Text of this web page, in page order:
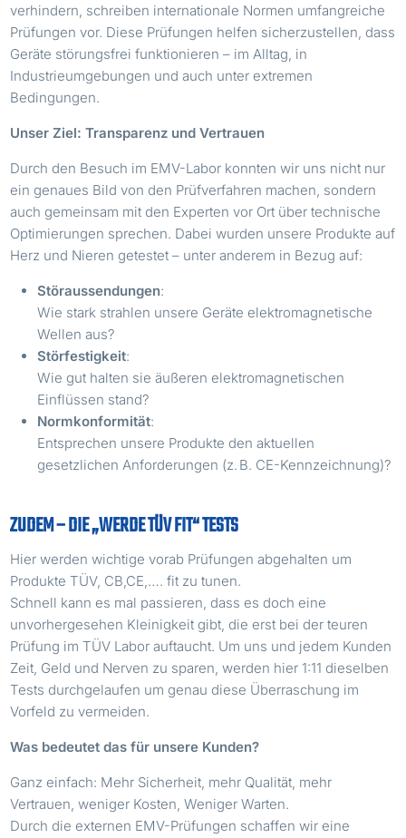
verhindern, schreiben internationale Normen umfangreiche
Prüfungen vor. Diese Prüfungen helfen sicherzustellen, dass
Geräte störungsfrei funktionieren – im Alltag, in
Industrieumgebungen und auch unter extremen
Bedingungen.
Unser Ziel: Transparenz und Vertrauen
Durch den Besuch im EMV-Labor konnten wir uns nicht nur
ein genaues Bild von den Prüfverfahren machen, sondern
auch gemeinsam mit den Experten vor Ort über technische
Optimierungen sprechen. Dabei wurden unsere Produkte auf
Herz und Nieren getestet – unter anderem in Bezug auf:
Störaussendungen:
Wie stark strahlen unsere Geräte elektromagnetische
Wellen aus?
Störfestigkeit:
Wie gut halten sie äußeren elektromagnetischen
Einflüssen stand?
Normkonformität:
Entsprechen unsere Produkte den aktuellen
gesetzlichen Anforderungen (z. B. CE-Kennzeichnung)?
ZUDEM – DIE „WERDE TÜV FIT“ TESTS
Hier werden wichtige vorab Prüfungen abgehalten um
Produkte TÜV, CB,CE,…. fit zu tunen.
Schnell kann es mal passieren, dass es doch eine
unvorhergesehen Kleinigkeit gibt, die erst bei der teuren
Prüfung im TÜV Labor auftaucht. Um uns und jedem Kunden
Zeit, Geld und Nerven zu sparen, werden hier 1:11 dieselben
Tests durchgelaufen um genau diese Überraschung im
Vorfeld zu vermeiden.
Was bedeutet das für unsere Kunden?
Ganz einfach: Mehr Sicherheit, mehr Qualität, mehr
Vertrauen, weniger Kosten, Weniger Warten.
Durch die externen EMV-Prüfungen schaffen wir eine